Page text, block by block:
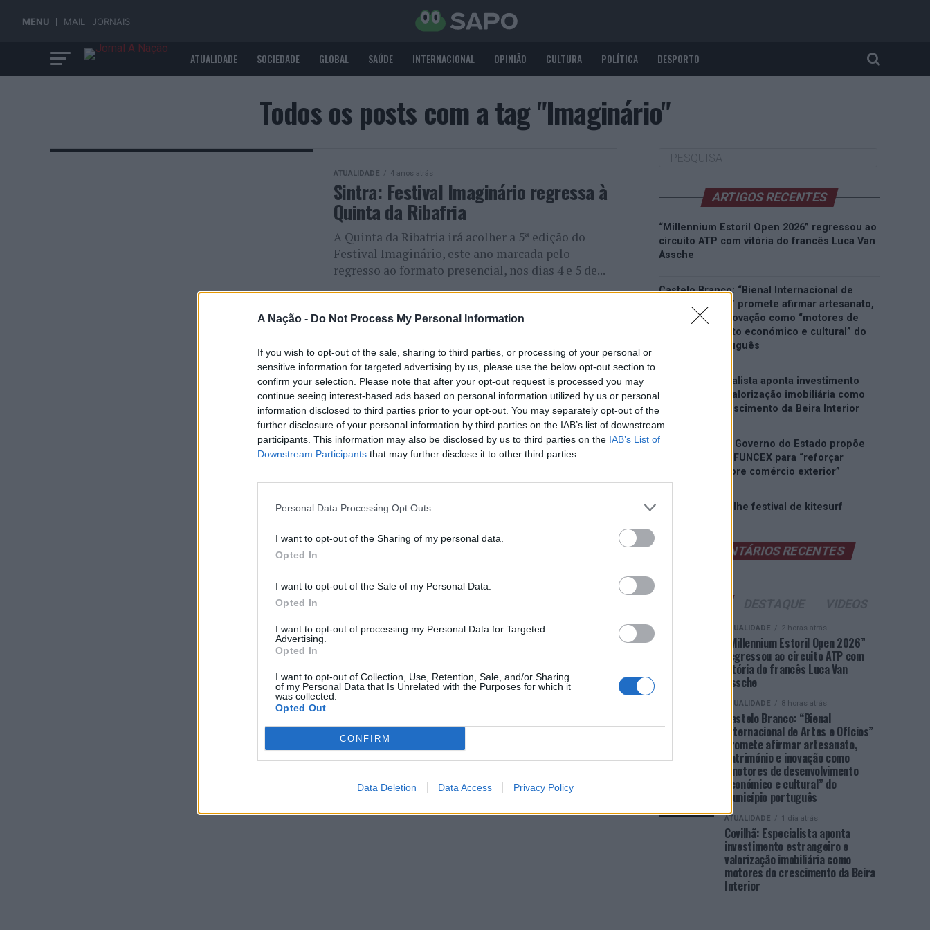
A Nação - Do Not Process My Personal Information
If you wish to opt-out of the sale, sharing to third parties, or processing of your personal or
sensitive information for targeted advertising by us, please use the below opt-out section to
confirm your selection. Please note that after your opt-out request is processed you may
continue seeing interest-based ads based on personal information utilized by us or personal
information disclosed to third parties prior to your opt-out. You may separately opt-out of the
further disclosure of your personal information by third parties on the IAB’s list of downstream
participants. This information may also be disclosed by us to third parties on the IAB’s List of
Downstream Participants that may further disclose it to other third parties.
Personal Data Processing Opt Outs
I want to opt-out of the Sharing of my personal data.
Opted In
I want to opt-out of the Sale of my Personal Data.
Opted In
I want to opt-out of processing my Personal Data for Targeted
Advertising.
Opted In
I want to opt-out of Collection, Use, Retention, Sale, and/or Sharing
of my Personal Data that Is Unrelated with the Purposes for which it
was collected.
Opted Out
CONFIRM
Data Deletion Data Access Privacy Policy
MENU MAIL JORNAIS
ATUALIDADE SOCIEDADE GLOBAL SAÚDE INTERNACIONAL OPINIÃO CULTURA POLÍTICA DESPORTO
Todos os posts com a tag "Imaginário"
ATUALIDADE 4 anos atrás
Sintra: Festival Imaginário regressa à
Quinta da Ribafria
A Quinta da Ribafria irá acolher a 5ª edição do
Festival Imaginário, este ano marcada pelo
regresso ao formato presencial, nos dias 4 e 5 de...
ARTIGOS RECENTES
“Millennium Estoril Open 2026” regressou ao
circuito ATP com vitória do francês Luca Van
Assche
Castelo Branco: “Bienal Internacional de
Artes e Ofícios” promete afirmar artesanato,
património e inovação como “motores de
desenvolvimento económico e cultural” do
município português
Covilhã: Especialista aponta investimento
estrangeiro e valorização imobiliária como
motores do crescimento da Beira Interior
Rio de Janeiro: Governo do Estado propõe
parceria com a FUNCEX para “reforçar
inteligência sobre comércio exterior”
Esposende acolhe festival de kitesurf
COMENTÁRIOS RECENTES
ATUALIDADE 2 horas atrás
“Millennium Estoril Open 2026”
regressou ao circuito ATP com
vitória do francês Luca Van
Assche
ATUALIDADE 8 horas atrás
Castelo Branco: “Bienal
Internacional de Artes e Ofícios”
promete afirmar artesanato,
património e inovação como
“motores de desenvolvimento
económico e cultural” do
município português
ATUALIDADE 1 dia atrás
Covilhã: Especialista aponta
investimento estrangeiro e
valorização imobiliária como
motores do crescimento da Beira
Interior